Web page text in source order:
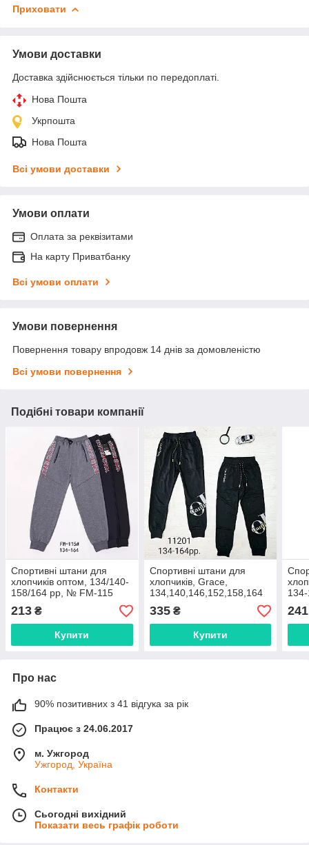
Приховати
Умови доставки
Доставка здійснюється тільки по передоплаті.
Нова Пошта
Укрпошта
Нова Пошта
Всі умови доставки
Умови оплати
Оплата за реквізитами
На карту Приватбанку
Всі умови оплати
Умови повернення
Повернення товару впродовж 14 днів за домовленістю
Всі умови повернення
Подібні товари компанії
Спортивні штани для
хлопчиків оптом, 134/140-
158/164 рр, № FM-115
213 ₴
Купити
Спортивні штани для
хлопчиків, Grace,
134,140,146,152,158,164
см, № B11201
335₴
Купити
241
Про нас
90% позитивних з 41 відгука за рік
Працює з 24.06.2017
м. Ужгород
Ужгород, Україна
Контакти
Сьогодні вихідний
Показати весь графік роботи